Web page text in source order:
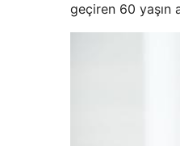
geçiren 60 yaşın